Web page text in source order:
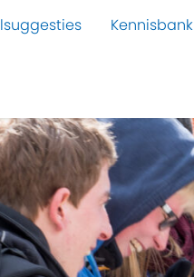
Kennisbank